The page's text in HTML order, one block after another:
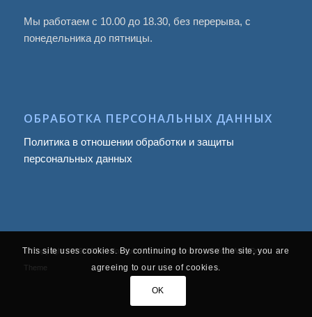
Мы работаем с 10.00 до 18.30, без перерыва, с
понедельника до пятницы.
ОБРАБОТКА ПЕРСОНАЛЬНЫХ ДАННЫХ
Политика в отношении обработки и защиты
персональных данных
© Copyright 2009-2026, Infotropic Media -powered by Enfold WordPress
Theme
This site uses cookies. By continuing to browse the site, you are
agreeing to our use of cookies.
OK